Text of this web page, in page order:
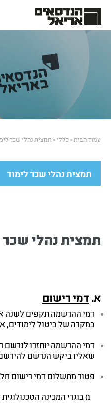
עמוד הבית >כללי>תמצית נהלי שכר
תמצית נהלי שכר לימוד
תמצית נהלי שכר
א.דמי רישום
דמי ההרשמה תקפים לשנה
במקרה של ביטול לימודים,
דמי ההרשמה יוחזרו
שאליו ביקש הנרשם
פטור מתשלום דמי רישום